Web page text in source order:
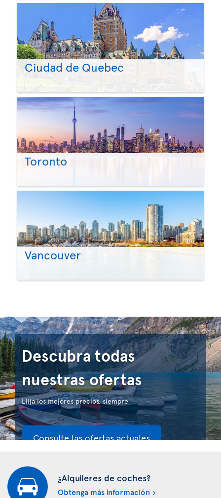
Ciudad de Quebec
Toronto
Vancouver
Descubra todas
nuestras ofertas
Elija los mejores precios, siempre
Consulte las ofertas actuales
¿Alquileres de coches?
Obtenga más información